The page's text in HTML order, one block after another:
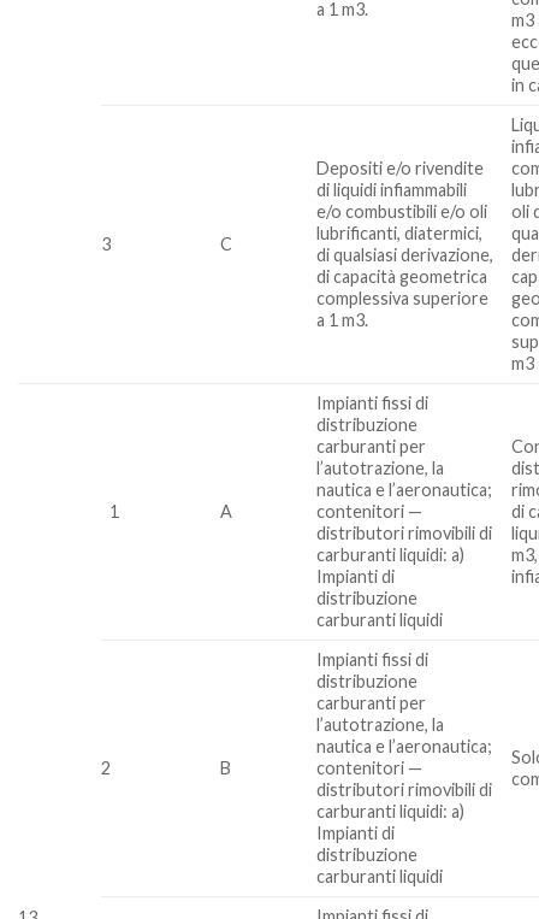
a 1 m3.
m3
in
3 C
Depositi e/o rivendite
di liquidi infiammabili
e/o combustibili e/o oli
lubrificanti, diatermici,
di qualsiasi derivazione,
di capacità geometrica
complessiva superiore
a 1 m3.
oli
m3
1 A
Impianti fissi di
distribuzione
carburanti per
l’autotrazione, la
nautica e l’aeronautica;
contenitori —
distributori rimovibili di
carburanti liquidi: a)
Impianti di
distribuzione
carburanti liquidi
di
2 B
Impianti fissi di
distribuzione
carburanti per
l’autotrazione, la
nautica e l’aeronautica;
contenitori —
distributori rimovibili di
carburanti liquidi: a)
Impianti di
distribuzione
carburanti liquidi